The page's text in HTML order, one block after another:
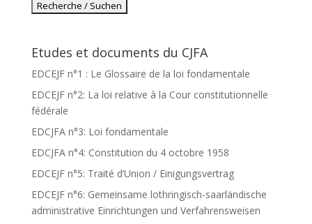
Etudes et documents du CJFA
EDCEJF n°1 : Le Glossaire de la loi fondamentale
EDCEJF n°2: La loi relative à la Cour constitutionnelle
fédérale
EDCJFA n°3: Loi fondamentale
EDCJFA n°4: Constitution du 4 octobre 1958
EDCEJF n°5: Traité d’Union / Einigungsvertrag
EDCEJF n°6: Gemeinsame lothringisch-saarländische
administrative Einrichtungen und Verfahrensweisen